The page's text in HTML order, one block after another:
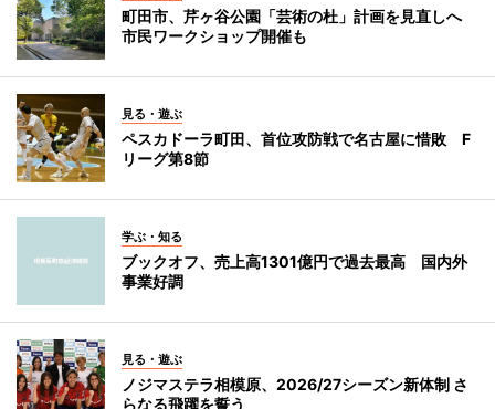
町田市、芹ヶ谷公園「芸術の杜」計画を見直しへ
市民ワークショップ開催も
見る・遊ぶ
ペスカドーラ町田、首位攻防戦で名古屋に惜敗 F
リーグ第8節
学ぶ・知る
ブックオフ、売上高1301億円で過去最高 国内外
事業好調
見る・遊ぶ
ノジマステラ相模原、2026/27シーズン新体制 さ
らなる飛躍を誓う